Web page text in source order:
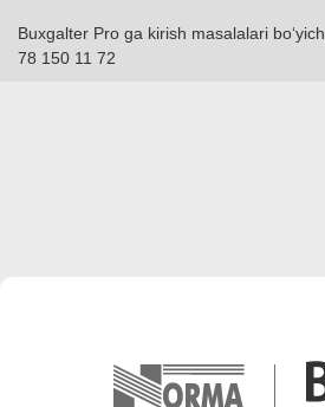
Buxgalter Pro ga kirish masalalari
78 150 11 72